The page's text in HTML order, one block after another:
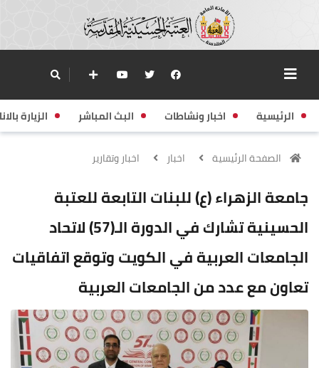
الرئيسية اخبار ونشاطات البث المباشر الزيارة
الصفحة الرئيسية اخبار اخبار وتقارير
جامعة الزهراء (ع) للبنات التابعة للعتبة
الحسينية تشارك في الدورة الـ(57) لاتحاد
الجامعات العربية في الكويت وتوقع اتفاقيات
تعاون مع عدد من الجامعات العربية